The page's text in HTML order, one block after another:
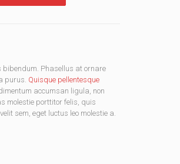
bibendum. Phasellus at ornare
purus. Quisque pellentesque
accumsan ligula, non
molestie porttitor felis, quis
sem, eget luctus leo molestie a.